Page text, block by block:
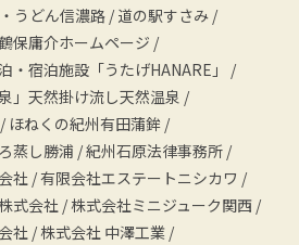
うどん信濃路 / 道の駅すさみ /
保庸介ホームページ /
・宿泊施設「うたげHANARE」
/
」天然掛け流し天然温泉 /
/ ほねくの紀州有田蒲鉾 /
蒸し勝浦 /紀州石原法律事務所 /
社 /有限会社エステートニシカワ /
式会社 /株式会社ミニジューク関西 /
社 /株式会社 中澤工業 /